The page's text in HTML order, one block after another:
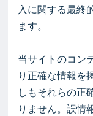
入に関する最終
ます。
当サイトのコン
り正確な情報を
しもそれらの正
りません。誤情